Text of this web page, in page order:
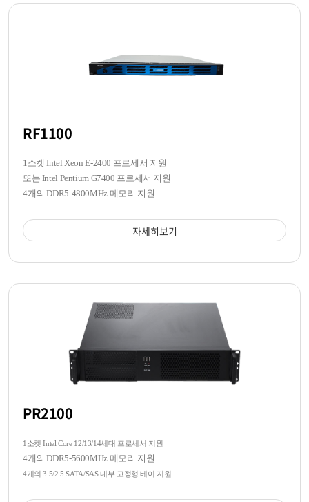
RF1100
1소켓 Intel Xeon E-2400 프로세서 지원
또는 Intel Pentium G7400 프로세서 지원
4개의 DDR5-4800MHz 메모리 지원
전면 4개의 핫스왑 베이 제공
자세히보기
PR2100
1소켓 Intel Core 12/13/14세대 프로세서 지원
4개의 DDR5-5600MHz 메모리 지원
4개의 3.5/2.5 SATA/SAS 내부 고정형 베이 지원